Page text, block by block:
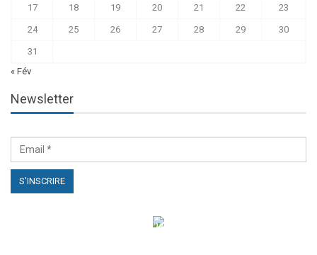
17 18 19 20 21 22 23
24 25 26 27 28 29 30
31
« Fév
Newsletter
الهياكل الخاضعة لقانون النفاذ إلى المعلومة